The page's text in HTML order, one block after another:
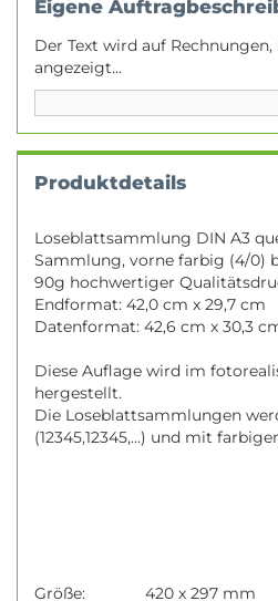
Eigene
Der Text wird auf Rechnungen,
angezeigt...
Produktdetails
Loseblattsammlung DIN A3
Sammlung, vorne farbig (4/0)
90g hochwertiger
Endformat: 42,0 cm x 29,7 cm
Datenformat: 42,6 cm x 30,3
Diese Auflage wird im
hergestellt.
Die Loseblattsammlungen
(12345,12345,...) und mit
Größe: 420 x 297 mm